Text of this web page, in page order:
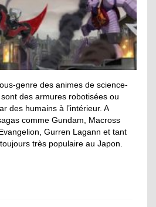
genre des animes de science-
des armures robotisées ou
des humains à l’intérieur. A
comme Gundam, Macross
Gurren Lagann et tant
très populaire au Japon.